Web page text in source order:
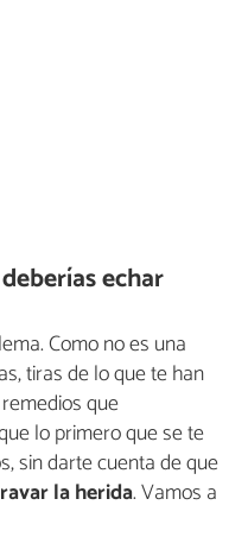
echar
Como no es una
tiras de lo que te han
que
lo primero que se te
sin darte cuenta de que
la herida. Vamos a